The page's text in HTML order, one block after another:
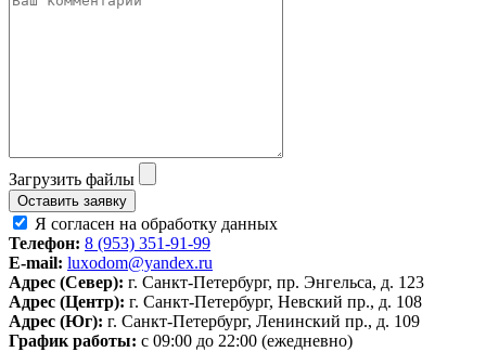
Загрузить файлы
Оставить заявку
Я согласен на обработку данных
Телефон: 8 (953) 351-91-99
E-mail: luxodom@yandex.ru
Адрес (Север): г. Санкт-Петербург, пр. Энгельса, д. 123
Адрес (Центр): г. Санкт-Петербург, Невский пр., д. 108
Адрес (Юг): г. Санкт-Петербург, Ленинский пр., д. 109
График работы: с 09:00 до 22:00 (ежедневно)